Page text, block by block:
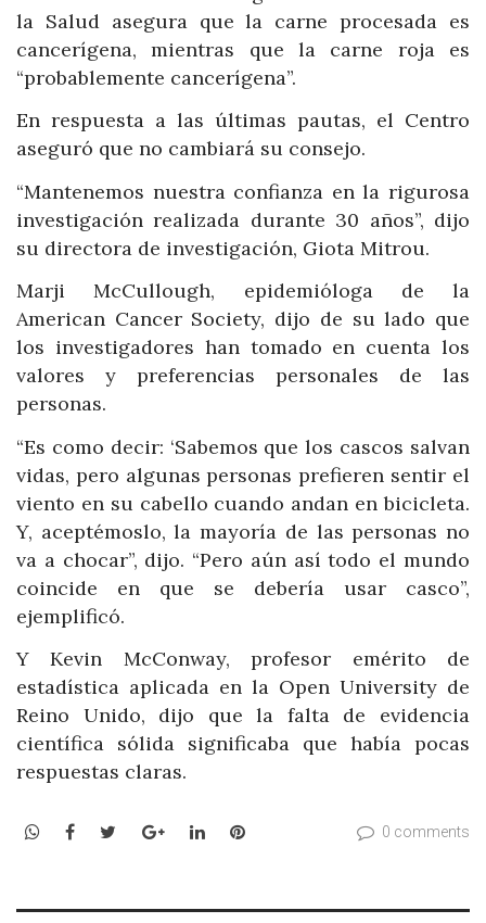
la Salud asegura que la carne procesada es
cancerígena, mientras que la carne roja es
“probablemente cancerígena”.
En respuesta a las últimas pautas, el Centro
aseguró que no cambiará su consejo.
“Mantenemos nuestra confianza en la rigurosa
investigación realizada durante 30 años”, dijo
su directora de investigación, Giota Mitrou.
Marji McCullough, epidemióloga de la
American Cancer Society, dijo de su lado que
los investigadores han tomado en cuenta los
valores y preferencias personales de las
personas.
“Es como decir: ‘Sabemos que los cascos salvan
vidas, pero algunas personas prefieren sentir el
viento en su cabello cuando andan en bicicleta.
Y, aceptémoslo, la mayoría de las personas no
va a chocar”, dijo. “Pero aún así todo el mundo
coincide en que se debería usar casco”,
ejemplificó.
Y Kevin McConway, profesor emérito de
estadística aplicada en la Open University de
Reino Unido, dijo que la falta de evidencia
científica sólida significaba que había pocas
respuestas claras.
WhatsApp
Facebook
TwitterGoogle+LinkedInPinterest 0 comments